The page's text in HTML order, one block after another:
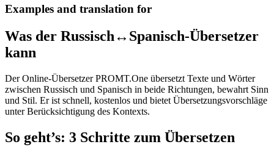
Examples and translation for
Was der Russisch↔Spanisch-Übersetzer
kann
Der Online-Übersetzer PROMT.One übersetzt Texte und Wörter
zwischen Russisch und Spanisch in beide Richtungen, bewahrt Sinn
und Stil. Er ist schnell, kostenlos und bietet Übersetzungsvorschläge
unter Berücksichtigung des Kontexts.
So geht’s: 3 Schritte zum Übersetzen